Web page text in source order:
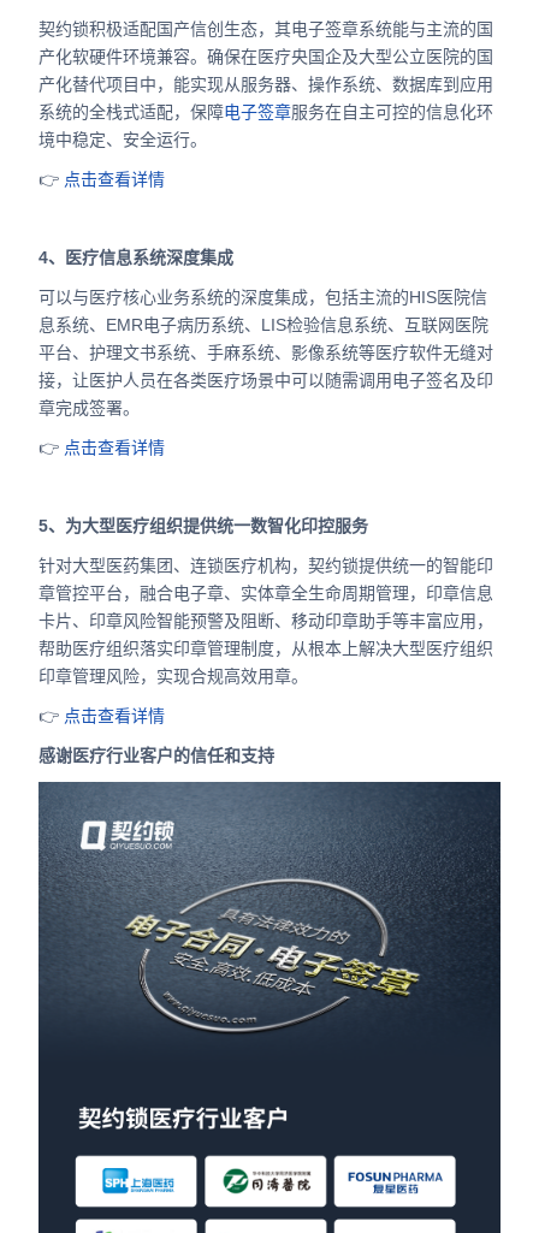
契约锁积极适配国产信创生态，其电子签章系统能与主流的国
产化软硬件环境兼容。确保在医疗央国企及大型公立医院的国
产化替代项目中，能实现从服务器、操作系统、数据库到应用
系统的全栈式适配，保障电子签章服务在自主可控的信息化环
境中稳定、安全运行。
👉 点击查看详情
4、医疗信息系统深度集成
可以与医疗核心业务系统的深度集成，包括主流的HIS医院信
息系统、EMR电子病历系统、LIS检验信息系统、互联网医院
平台、护理文书系统、手麻系统、影像系统等医疗软件无缝对
接，让医护人员在各类医疗场景中可以随需调用电子签名及印
章完成签署。
👉 点击查看详情
5、为大型医疗组织提供统一数智化印控服务
针对大型医药集团、连锁医疗机构，契约锁提供统一的智能印
章管控平台，融合电子章、实体章全生命周期管理，印章信息
卡片、印章风险智能预警及阻断、移动印章助手等丰富应用，
帮助医疗组织落实印章管理制度，从根本上解决大型医疗组织
印章管理风险，实现合规高效用章。
👉 点击查看详情
感谢医疗行业客户的信任和支持